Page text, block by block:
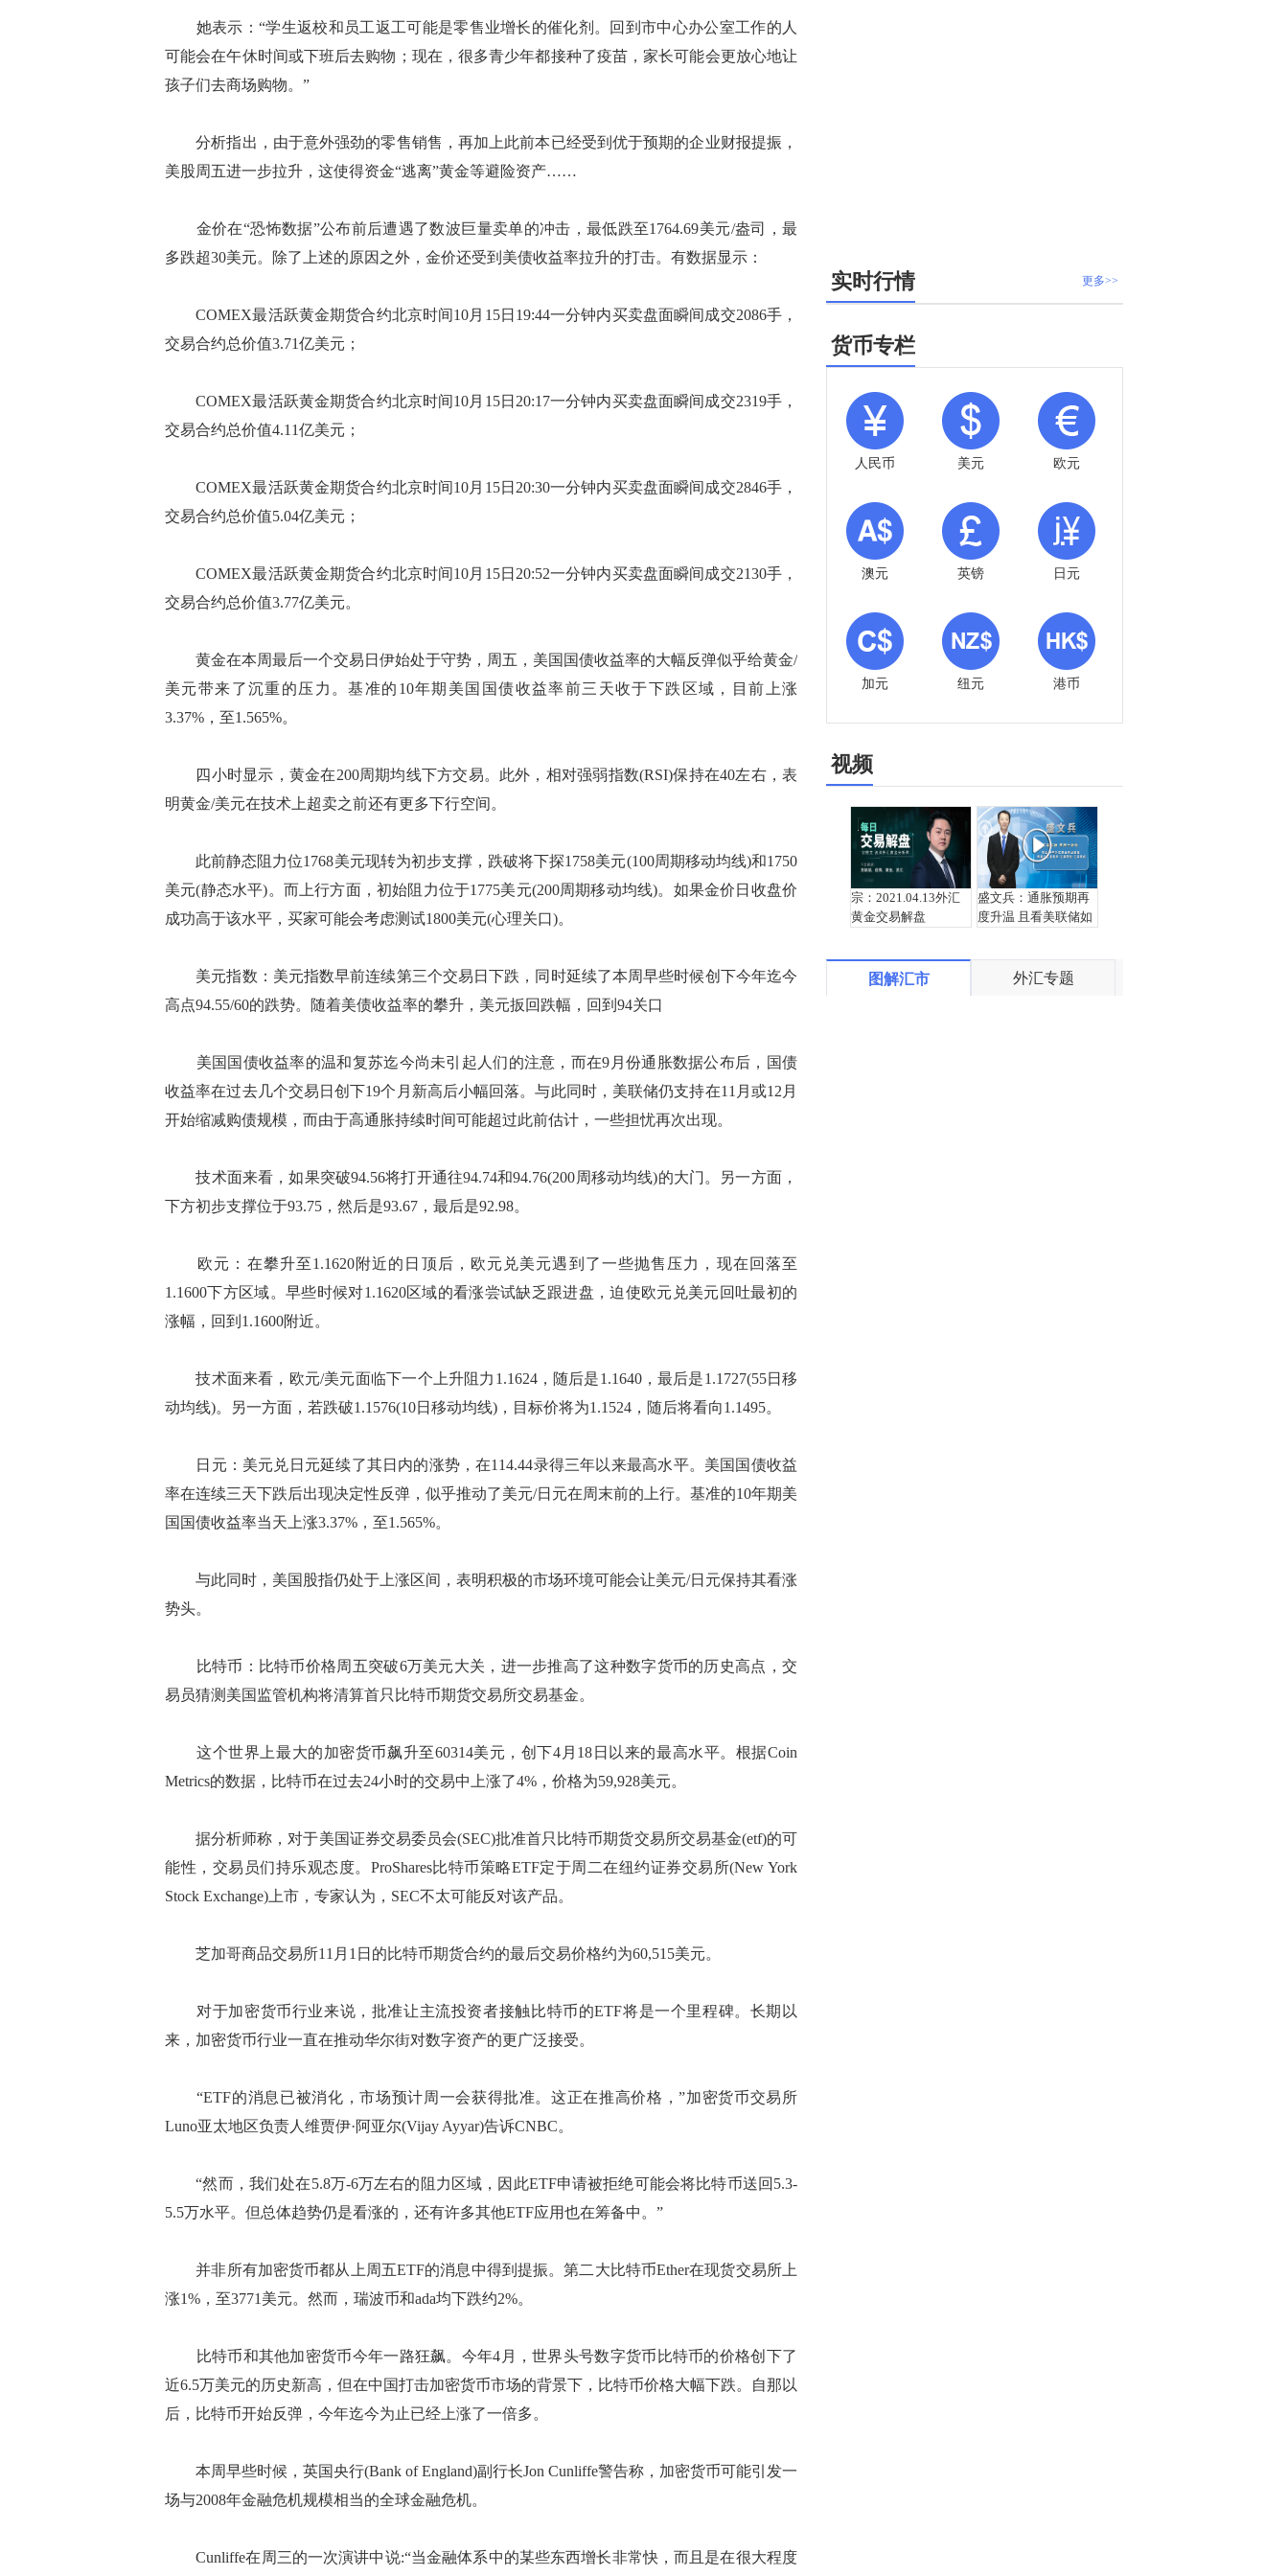
她表示：“学生返校和员工返工可能是零售业增长的催化剂。回到市中心办公室工作的人
可能会在午休时间或下班后去购物；现在，很多青少年都接种了疫苗，家长可能会更放心地让
孩子们去商场购物。”
分析指出，由于意外强劲的零售销售，再加上此前本已经受到优于预期的企业财报提振，
美股周五进一步拉升，这使得资金“逃离”黄金等避险资产……
金价在“恐怖数据”公布前后遭遇了数波巨量卖单的冲击，最低跌至1764.69美元/盎司，最
多跌超30美元。除了上述的原因之外，金价还受到美债收益率拉升的打击。有数据显示：
COMEX最活跃黄金期货合约北京时间10月15日19:44一分钟内买卖盘面瞬间成交2086手，
交易合约总价值3.71亿美元；
COMEX最活跃黄金期货合约北京时间10月15日20:17一分钟内买卖盘面瞬间成交2319手，
交易合约总价值4.11亿美元；
COMEX最活跃黄金期货合约北京时间10月15日20:30一分钟内买卖盘面瞬间成交2846手，
交易合约总价值5.04亿美元；
COMEX最活跃黄金期货合约北京时间10月15日20:52一分钟内买卖盘面瞬间成交2130手，
交易合约总价值3.77亿美元。
黄金在本周最后一个交易日伊始处于守势，周五，美国国债收益率的大幅反弹似乎给黄金/
美元带来了沉重的压力。基准的10年期美国国债收益率前三天收于下跌区域，目前上涨
3.37%，至1.565%。
四小时显示，黄金在200周期均线下方交易。此外，相对强弱指数(RSI)保持在40左右，表
明黄金/美元在技术上超卖之前还有更多下行空间。
此前静态阻力位1768美元现转为初步支撑，跌破将下探1758美元(100周期移动均线)和1750
美元(静态水平)。而上行方面，初始阻力位于1775美元(200周期移动均线)。如果金价日收盘价
成功高于该水平，买家可能会考虑测试1800美元(心理关口)。
美元指数：美元指数早前连续第三个交易日下跌，同时延续了本周早些时候创下今年迄今
高点94.55/60的跌势。随着美债收益率的攀升，美元扳回跌幅，回到94关口
美国国债收益率的温和复苏迄今尚未引起人们的注意，而在9月份通胀数据公布后，国债
收益率在过去几个交易日创下19个月新高后小幅回落。与此同时，美联储仍支持在11月或12月
开始缩减购债规模，而由于高通胀持续时间可能超过此前估计，一些担忧再次出现。
技术面来看，如果突破94.56将打开通往94.74和94.76(200周移动均线)的大门。另一方面，
下方初步支撑位于93.75，然后是93.67，最后是92.98。
欧元：在攀升至1.1620附近的日顶后，欧元兑美元遇到了一些抛售压力，现在回落至
1.1600下方区域。早些时候对1.1620区域的看涨尝试缺乏跟进盘，迫使欧元兑美元回吐最初的
涨幅，回到1.1600附近。
技术面来看，欧元/美元面临下一个上升阻力1.1624，随后是1.1640，最后是1.1727(55日移
动均线)。另一方面，若跌破1.1576(10日移动均线)，目标价将为1.1524，随后将看向1.1495。
日元：美元兑日元延续了其日内的涨势，在114.44录得三年以来最高水平。美国国债收益
率在连续三天下跌后出现决定性反弹，似乎推动了美元/日元在周末前的上行。基准的10年期美
国国债收益率当天上涨3.37%，至1.565%。
与此同时，美国股指仍处于上涨区间，表明积极的市场环境可能会让美元/日元保持其看涨
势头。
比特币：比特币价格周五突破6万美元大关，进一步推高了这种数字货币的历史高点，交
易员猜测美国监管机构将清算首只比特币期货交易所交易基金。
这个世界上最大的加密货币飙升至60314美元，创下4月18日以来的最高水平。根据Coin
Metrics的数据，比特币在过去24小时的交易中上涨了4%，价格为59,928美元。
据分析师称，对于美国证券交易委员会(SEC)批准首只比特币期货交易所交易基金(etf)的可
能性，交易员们持乐观态度。ProShares比特币策略ETF定于周二在纽约证券交易所(New York
Stock Exchange)上市，专家认为，SEC不太可能反对该产品。
芝加哥商品交易所11月1日的比特币期货合约的最后交易价格约为60,515美元。
对于加密货币行业来说，批准让主流投资者接触比特币的ETF将是一个里程碑。长期以
来，加密货币行业一直在推动华尔街对数字资产的更广泛接受。
“ETF的消息已被消化，市场预计周一会获得批准。这正在推高价格，”加密货币交易所
Luno亚太地区负责人维贾伊·阿亚尔(Vijay Ayyar)告诉CNBC。
“然而，我们处在5.8万-6万左右的阻力区域，因此ETF申请被拒绝可能会将比特币送回5.3-
5.5万水平。但总体趋势仍是看涨的，还有许多其他ETF应用也在筹备中。”
并非所有加密货币都从上周五ETF的消息中得到提振。第二大比特币Ether在现货交易所上
涨1%，至3771美元。然而，瑞波币和ada均下跌约2%。
比特币和其他加密货币今年一路狂飙。今年4月，世界头号数字货币比特币的价格创下了
近6.5万美元的历史新高，但在中国打击加密货币市场的背景下，比特币价格大幅下跌。自那以
后，比特币开始反弹，今年迄今为止已经上涨了一倍多。
本周早些时候，英国央行(Bank of England)副行长Jon Cunliffe警告称，加密货币可能引发一
场与2008年金融危机规模相当的全球金融危机。
Cunliffe在周三的一次演讲中说:“当金融体系中的某些东西增长非常快，而且是在很大程度
更多>>
实时行情
货币专栏
人民币 美元 欧元
澳元 英镑 日元
加元 纽元 港币
视频
宗：2021.04.13外汇
黄金交易解盘
盛文兵：通胀预期再
度升温 且看美联储如
图解汇市 外汇专题